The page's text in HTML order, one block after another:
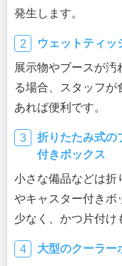
発生します。
ウェットティッ
展示物やブースが汚
る場合、スタッフが
あれば便利です。
折りたたみ式の
付きボックス
小さな備品などは折
やキャスター付きボ
少なく、かつ片付け
大型のクーラー